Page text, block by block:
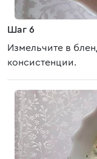
Шаг 6
Измельчите в
консистенции.